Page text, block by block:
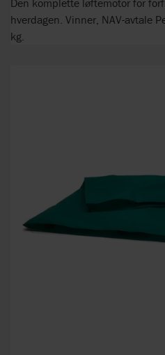
hverdagen. Vinner, NAV-avtale
kg.